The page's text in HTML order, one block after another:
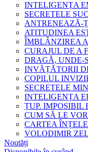
INTELIGENȚA
SECRETELE
ANTRENEAZĂ-
ATITUDINEA
ÎMBLÂNZIREA
CURAJUL DE A
DRAGĂ, UNDE-
INVĂȚĂTORII
COPILUL
SECRETELE
INTELIGENȚA
ȚUP.
CUM SĂ LE
CARTEA
VOLODIMIR
Noutăți